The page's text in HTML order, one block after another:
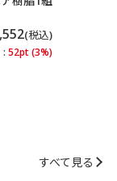
(税込)
: 52pt (3%)
すべて見る